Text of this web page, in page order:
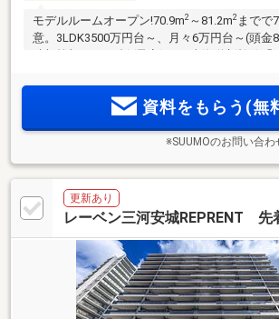
モデルルームオープン!70.9m2 ～81.2m2 までで
意。3LDK3500万円台～、月々6万円台～(頭金
内駐車場100％完備
資料をもらう(無
※SUUMOのお問い合
更新あり
レーベン三河安城REPRENT 先